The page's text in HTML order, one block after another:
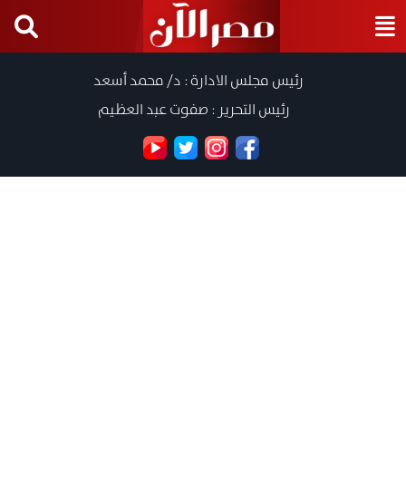
رئيس مجلس الادارة : د/ محمد أسعد
رئيس التحرير : صفوت عبد العظيم